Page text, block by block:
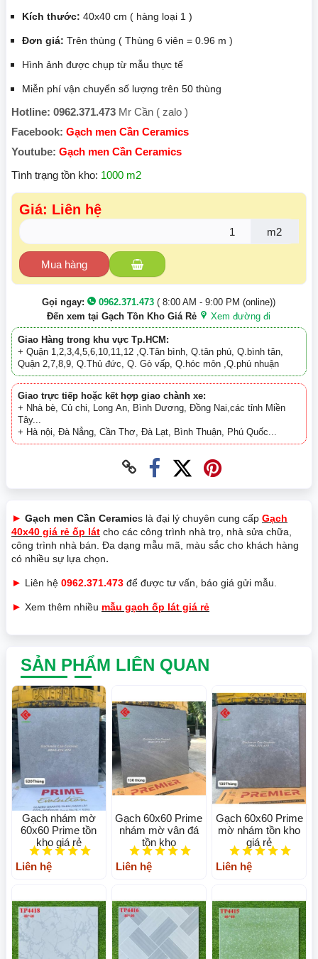
Kích thước: 40x40 cm ( hàng loại 1 )
Đơn giá: Trên thùng ( Thùng 6 viên = 0.96 m )
Hình ảnh được chụp từ mẫu thực tế
Miễn phí vận chuyển số lượng trên 50 thùng
Hotline: 0962.371.473 Mr Cần ( zalo )
Facebook: Gạch men Cần Ceramics
Youtube: Gạch men Cần Ceramics
Tình trạng tồn kho: 1000 m2
Giá: Liên hệ
m2
Mua hàng
Gọi ngay: 0962.371.473 ( 8:00 AM - 9:00 PM (online))
Đến xem tại Gạch Tồn Kho Giá Rẻ
Xem đường đi
Giao Hàng trong khu vực Tp.HCM:
+ Quận 1,2,3,4,5,6,10,11,12 ,Q.Tân bình, Q.tân phú, Q.bình tân,
Quận 2,7,8,9, Q.Thủ đức, Q. Gò vấp, Q.hóc môn ,Q.phú nhuận
Giao trực tiếp hoặc kết hợp giao chành xe:
+ Nhà bè, Củ chi, Long An, Bình Dương, Đồng Nai,các tỉnh Miền
Tây...
+ Hà nội, Đà Nẳng, Cần Thơ, Đà Lạt, Bình Thuận, Phú Quốc...
► Gạch men Cần Ceramics là đại lý chuyên cung cấp Gạch
40x40 giá rẻ ốp lát cho các công trình nhà trọ, nhà sửa chữa,
công trình nhà bán. Đa dạng mẫu mã, màu sắc cho khách hàng
có nhiều sự lựa chọn.
► Liên hệ 0962.371.473 để được tư vấn, báo giá gửi mẫu.
► Xem thêm nhiều mẫu gạch ốp lát giá rẻ
SẢN PHẨM LIÊN QUAN
Gạch nhám mờ
60x60 Prime tồn
kho giá rẻ
Liên hệ
Gạch 60x60 Prime
nhám mờ vân đá
tồn kho
Liên hệ
Gạch 60x60 Prime
mờ nhám tồn kho
giá rẻ
Liên hệ